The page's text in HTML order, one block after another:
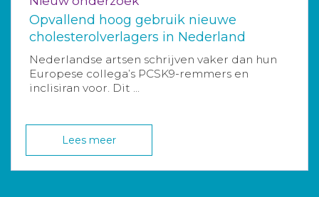
Opvallend hoog gebruik nieuwe
cholesterolverlagers in Nederland
Nederlandse artsen schrijven vaker dan hun
Europese collega’s PCSK9-remmers en
inclisiran voor. Dit ...
Lees meer